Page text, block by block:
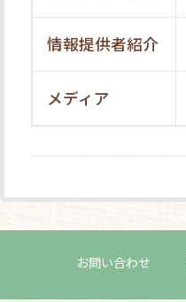
情報提供者紹介
メディア
お問い合わせ